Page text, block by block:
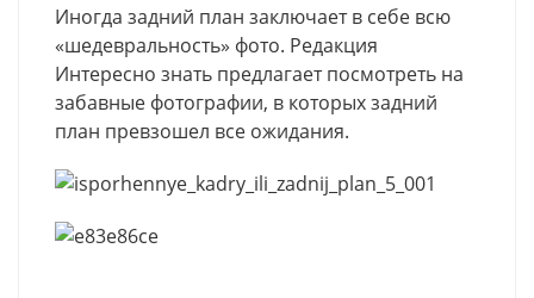
Иногда задний план заключает в себе всю
«шедевральность» фото. Редакция
Интересно знать предлагает посмотреть на
забавные фотографии, в которых задний
план превзошел все ожидания.